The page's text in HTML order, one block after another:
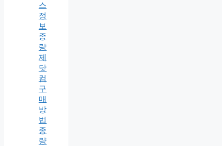
스
정
보
종
량
제
닷
컴
구
매
방
법
종
량